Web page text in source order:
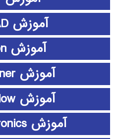
آموزش PSCAD
آموزش python
آموزش rapidminer
آموزش ShowFlow
آموزش SimElectronics